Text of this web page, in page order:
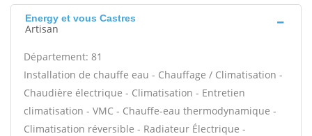
Energy et vous Castres
Artisan
Département: 81
Installation de chauffe eau - Chauffage / Climatisation -
Chaudière électrique - Climatisation - Entretien
climatisation - VMC - Chauffe-eau thermodynamique -
Climatisation réversible - Radiateur Électrique -